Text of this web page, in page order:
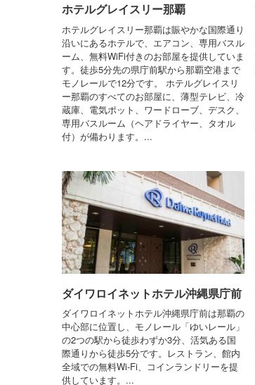
ホテルグレイスリー那覇
ホテルグレイスリー那覇は賑やかな国際通り
沿いにあるホテルで、エアコン、専用バスル
ーム、無料WiFi付きのお部屋を提供していま
す。徒歩5分先の県庁前駅から那覇空港まで
モノレールで12分です。 ホテルグレイスリ
ー那覇のすべてのお部屋に、薄型テレビ、冷
蔵庫、電気ポット、ワードローブ、デスク、
専用バスルーム（ヘアドライヤー、タオル
付）が備わります。...
ダイワロイネットホテル沖縄県庁前
ダイワロイネットホテル沖縄県庁前は那覇の
中心部に位置し、モノレール「ゆいレール」
の2つの駅から徒歩わずか3分、活気ある国
際通りから徒歩5分です。レストラン、館内
全域での無料Wi-Fi、コインランドリーを提
供しています。...